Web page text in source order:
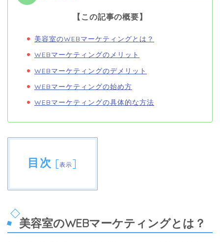
【この記事の概要】
美容室のWEBマーケティングとは？
WEBマーケティングのメリット
WEBマーケティングのデメリット
WEBマーケティングの始め方
WEBマーケティングの具体的な方法
目次 [表示]
美容室のWEBマーケティングとは？